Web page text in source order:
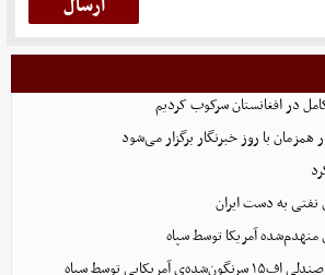
در افغانستان سرکوب کردیم
با روز خبرنگار برگزار می‌شود
منهدم‌شده آمریکا توسط سپاه
توسط سپاه